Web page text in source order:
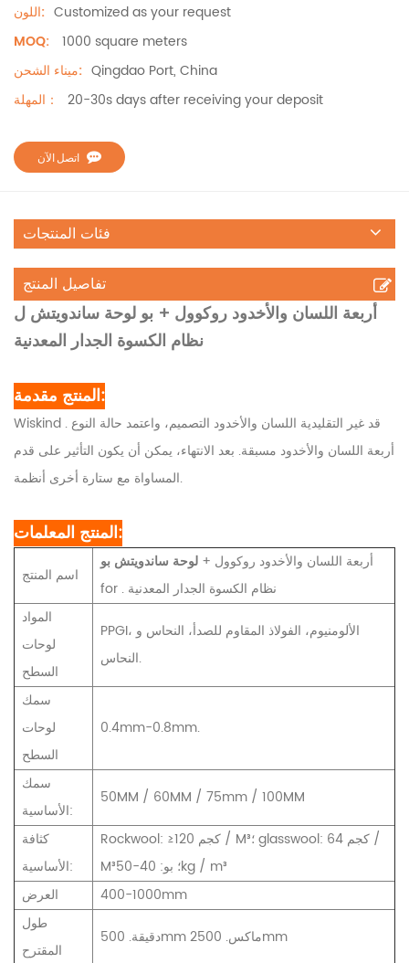
اللون: Customized as your request
MOQ:
1000 square meters
ميناء الشحن: Qingdao Port, China
المهلة：
20-30s days after receiving your deposit
اتصل الآن
فئات المنتجات
تفاصيل المنتج
أربعة اللسان والأخدود روكوول + بو لوحة ساندويتش ل
نظام الكسوة الجدار المعدنية
المنتج مقدمة:
Wiskind . قد غير التقليدية اللسان والأخدود التصميم، واعتمد حالة النوع
أربعة اللسان والأخدود مسبقة. بعد الانتهاء، يمكن أن يكون التأثير على قدم
المساواة مع ستارة أخرى أنظمة.
المنتج المعلمات:
اسم المنتج
أربعة اللسان والأخدود روكوول + لوحة ساندويتش بو
for . نظام الكسوة الجدار المعدنية
المواد
لوحات
السطح
PPGI، الألومنيوم، الفولاذ المقاوم للصدأ، النحاس و
النحاس.
سمك
لوحات
السطح
0.4mm-0.8mm.
سمك
الأساسية:
50MM / 60MM / 75mm / 100MM
كثافة
الأساسية:
Rockwool: ≥120 كجم / M³؛ glasswool: 64 كجم /
M³؛ بو: 40-50kg / m³
العرض
400-1000mm
طول
المقترح
دقيقة. 500mm ماكس. 2500mm